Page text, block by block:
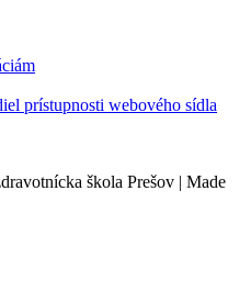
prístupnosti webového sídla
škola Prešov | Made